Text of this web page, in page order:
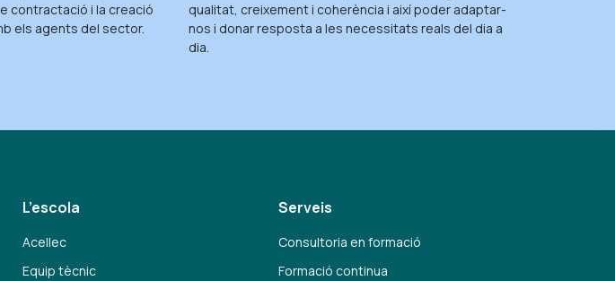
contractació i la creació
els agents del sector.
qualitat, creixement i coherència i així poder adaptar-
nos i donar resposta a les necessitats reals del dia a
dia.
L’escola
Acellec
Equip tècnic
Serveis
Consultoria en formació
Formació continua